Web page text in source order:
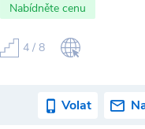
Nabídněte cenu
4 / 8
Volat